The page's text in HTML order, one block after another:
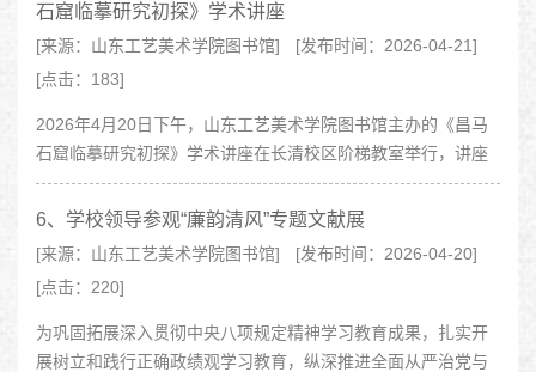
石窟临摹研究初探》学术讲座
[来源：山东工艺美术学院图书馆]
[发布时间：2026-04-21]
[点击：183]
2026年4月20日下午，山东工艺美术学院图书馆主办的《昌马
石窟临摹研究初探》学术讲座在长清校区阶梯教室举行，讲座
由中国艺文出版社副社长刘庆杨教授主讲，图书馆馆长李文华
教授主持。此次讲座是山东工艺美术学..
6、学校领导参观“廉韵清风”专题文献展
[来源：山东工艺美术学院图书馆]
[发布时间：2026-04-20]
[点击：220]
为巩固拓展深入贯彻中央八项规定精神学习教育成果，扎实开
展树立和践行正确政绩观学习教育，纵深推进全面从严治党与